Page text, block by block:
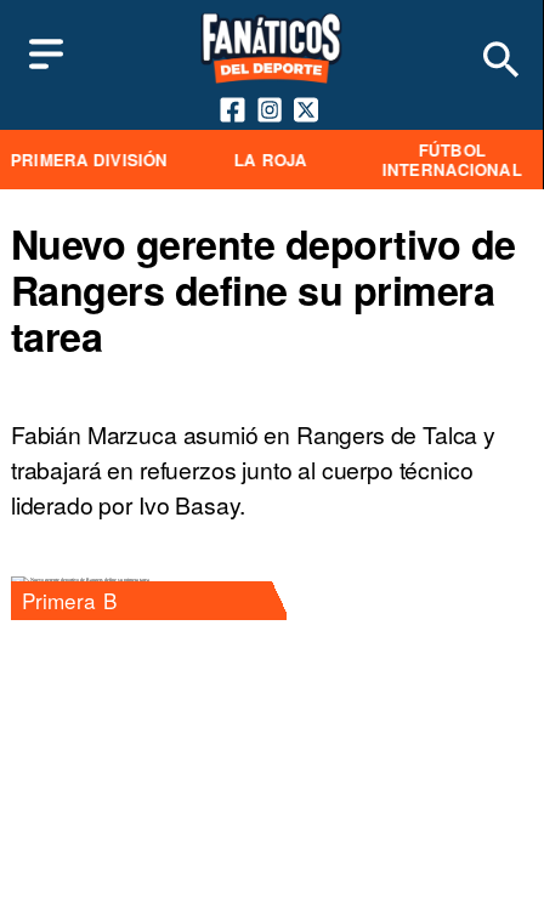
PRIMERA DIVISIÓN LA ROJA
FÚTBOL
INTERNACIONAL
Nuevo gerente deportivo de
Rangers define su primera
tarea
Fabián Marzuca asumió en Rangers de Talca y
trabajará en refuerzos junto al cuerpo técnico
liderado por Ivo Basay.
Primera B